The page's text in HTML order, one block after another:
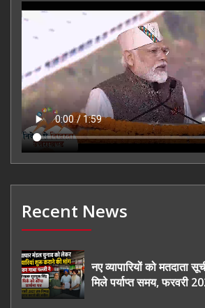
Recent News
नए व्यापारियों को मतदाता
मिले पर्याप्त समय, फरवरी